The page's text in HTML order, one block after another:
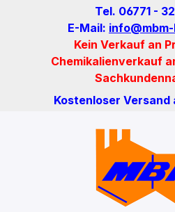
Zum Hauptinhalt springen
Tel. 06771 -
E-Mail:
Kein Verkauf an
Chemikalienverkauf
Kostenloser Versand